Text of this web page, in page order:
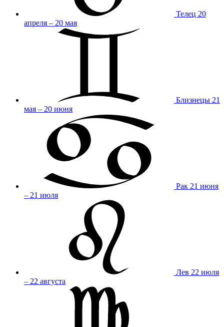
Телец 20
апреля – 20 мая
Близнецы 21
мая – 20 июня
Рак 21 июня
– 21 июля
Лев 22 июля
– 22 августа